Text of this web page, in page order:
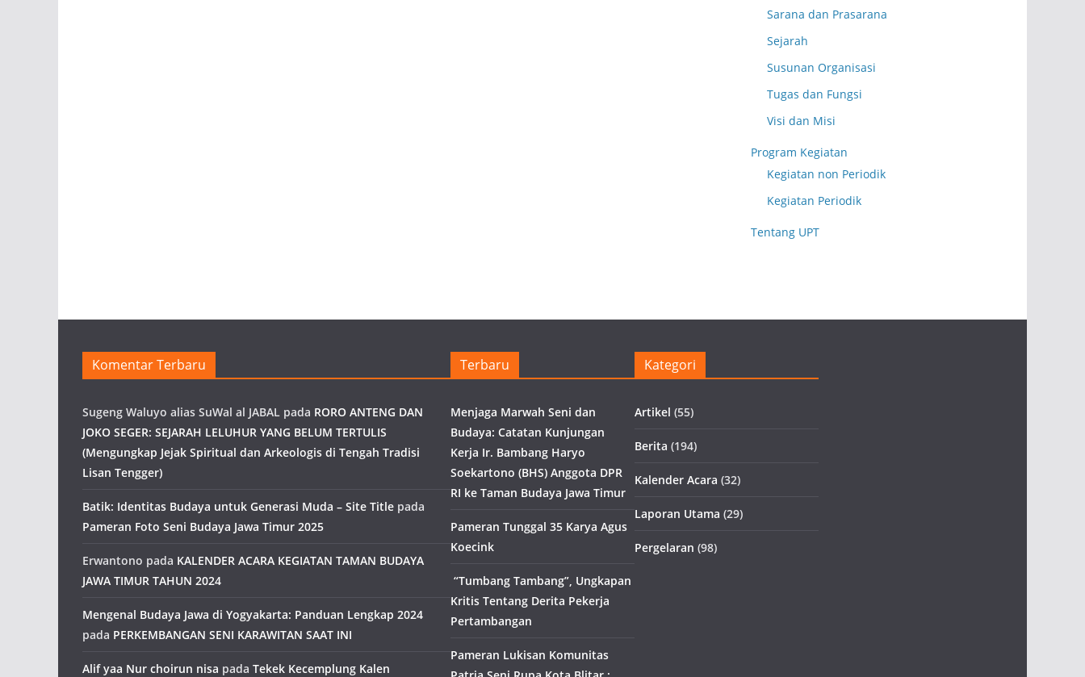
Sarana dan Prasarana
Sejarah
Susunan Organisasi
Tugas dan Fungsi
Visi dan Misi
Program Kegiatan
Kegiatan non Periodik
Kegiatan Periodik
Tentang UPT
Komentar Terbaru
Sugeng Waluyo alias SuWal al JABAL pada RORO ANTENG DAN
JOKO SEGER: SEJARAH LELUHUR YANG BELUM TERTULIS
(Mengungkap Jejak Spiritual dan Arkeologis di Tengah Tradisi
Lisan Tengger)
Batik: Identitas Budaya untuk Generasi Muda – Site Title pada
Pameran Foto Seni Budaya Jawa Timur 2025
Erwantono pada KALENDER ACARA KEGIATAN TAMAN BUDAYA
JAWA TIMUR TAHUN 2024
Mengenal Budaya Jawa di Yogyakarta: Panduan Lengkap 2024
pada PERKEMBANGAN SENI KARAWITAN SAAT INI
Alif yaa Nur choirun nisa pada Tekek Kecemplung Kalen
Terbaru
Menjaga Marwah Seni dan
Budaya: Catatan Kunjungan
Kerja Ir. Bambang Haryo
Soekartono (BHS) Anggota DPR
RI ke Taman Budaya Jawa Timur
Pameran Tunggal 35 Karya Agus
Koecink
“Tumbang Tambang”, Ungkapan
Kritis Tentang Derita Pekerja
Pertambangan
Pameran Lukisan Komunitas
Kategori
Artikel (55)
Berita (194)
Kalender Acara (32)
Laporan Utama (29)
Pergelaran (98)